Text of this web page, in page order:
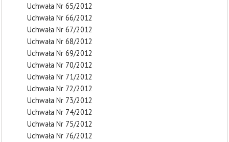
Uchwała Nr 65/2012
Uchwała Nr 66/2012
Uchwała Nr 67/2012
Uchwała Nr 68/2012
Uchwała Nr 69/2012
Uchwała Nr 70/2012
Uchwała Nr 71/2012
Uchwała Nr 72/2012
Uchwała Nr 73/2012
Uchwała Nr 74/2012
Uchwała Nr 75/2012
Uchwała Nr 76/2012